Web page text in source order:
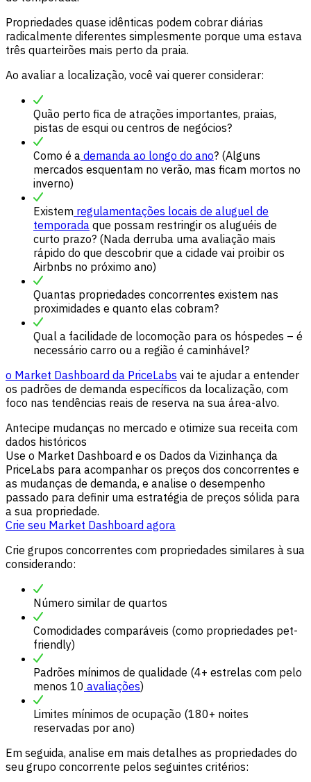
Propriedades quase idênticas podem cobrar diárias
radicalmente diferentes simplesmente porque uma estava
três quarteirões mais perto da praia.
Ao avaliar a localização, você vai querer considerar:
Quão perto fica de atrações importantes, praias,
pistas de esqui ou centros de negócios?
Como é a demanda ao longo do ano? (Alguns
mercados esquentam no verão, mas ficam mortos no
inverno)
Existem regulamentações locais de aluguel de
temporada que possam restringir os aluguéis de
curto prazo? (Nada derruba uma avaliação mais
rápido do que descobrir que a cidade vai proibir os
Airbnbs no próximo ano)
Quantas propriedades concorrentes existem nas
proximidades e quanto elas cobram?
Qual a facilidade de locomoção para os hóspedes – é
necessário carro ou a região é caminhável?
o Market Dashboard da PriceLabs vai te ajudar a entender
os padrões de demanda específicos da localização, com
foco nas tendências reais de reserva na sua área-alvo.
Antecipe mudanças no mercado e otimize sua receita com
dados históricos
Use o Market Dashboard e os Dados da Vizinhança da
PriceLabs para acompanhar os preços dos concorrentes e
as mudanças de demanda, e analise o desempenho
passado para definir uma estratégia de preços sólida para
a sua propriedade.
Crie seu Market Dashboard agora
Crie grupos concorrentes com propriedades similares à sua
considerando:
Número similar de quartos
Comodidades comparáveis (como propriedades pet-
friendly)
Padrões mínimos de qualidade (4+ estrelas com pelo
menos 10 avaliações)
Limites mínimos de ocupação (180+ noites
reservadas por ano)
Em seguida, analise em mais detalhes as propriedades do
seu grupo concorrente pelos seguintes critérios: